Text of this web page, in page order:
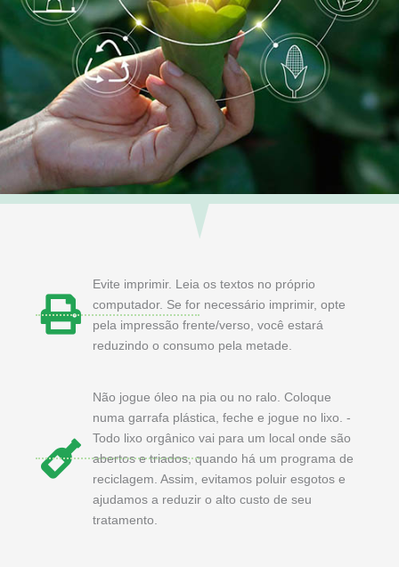
Evite imprimir. Leia os textos no próprio
computador. Se for necessário imprimir, opte
pela impressão frente/verso, você estará
reduzindo o consumo pela metade.
Não jogue óleo na pia ou no ralo. Coloque
numa garrafa plástica, feche e jogue no lixo. -
Todo lixo orgânico vai para um local onde são
abertos e triados, quando há um programa de
reciclagem. Assim, evitamos poluir esgotos e
ajudamos a reduzir o alto custo de seu
tratamento.